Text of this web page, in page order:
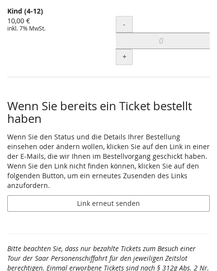
Kind (4-12)
10,00 €
inkl. 7% MwSt. Menge
-
+
Wenn Sie bereits ein Ticket bestellt
haben
Wenn Sie den Status und die Details Ihrer Bestellung
einsehen oder ändern wollen, klicken Sie auf den Link in einer
der E-Mails, die wir Ihnen im Bestellvorgang geschickt haben.
Wenn Sie den Link nicht finden können, klicken Sie auf den
folgenden Button, um ein erneutes Zusenden des Links
anzufordern.
Link erneut senden
Bitte beachten Sie, dass nur bezahlte Tickets zum Besuch einer
Tour der Saar Personenschiffahrt für den jeweiligen Zeitslot
berechtigen. Einmal erworbene Tickets sind nach § 312g Abs. 2 Nr.